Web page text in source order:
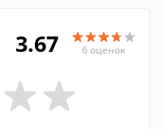
3.67 6 оценок